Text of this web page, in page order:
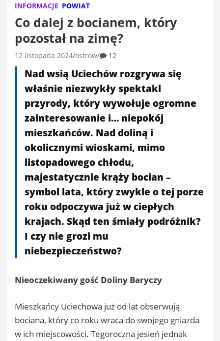
INFORMACJE POWIAT
Co dalej z bocianem, który
pozostał na zimę?
12 listopada 2024 ostrow 12
Nad wsią Uciechów rozgrywa się
właśnie niezwykły spektakl
przyrody, który wywołuje ogromne
zainteresowanie i… niepokój
mieszkańców. Nad doliną i
okolicznymi wioskami, mimo
listopadowego chłodu,
majestatycznie krąży bocian –
symbol lata, który zwykle o tej porze
roku odpoczywa już w ciepłych
krajach. Skąd ten śmiały podróżnik?
I czy nie grozi mu
niebezpieczeństwo?
Nieoczekiwany gość Doliny Baryczy
Mieszkańcy Uciechowa już od lat obserwują
bociana, który co roku wraca do swojego gniazda
w ich miejscowości. Tegoroczna jesień jednak